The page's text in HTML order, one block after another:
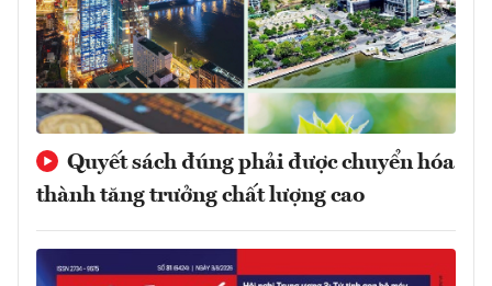
Quyết sách đúng phải được chuyển hóa
thành tăng trưởng chất lượng cao